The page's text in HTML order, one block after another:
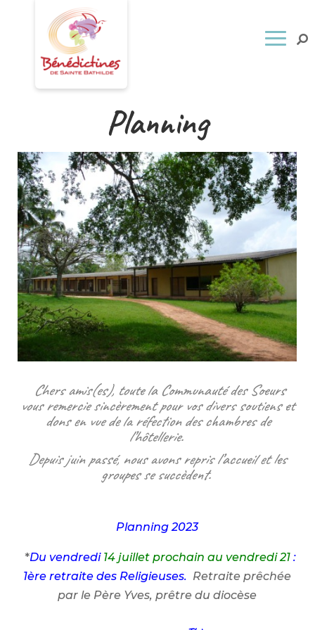
Planning
Chers amis(es), toute la Communauté des Soeurs
vous remercie sincèrement pour vos divers soutiens et
dons en vue de la réfection des chambres de
l’hôtellerie.
Depuis juin passé, nous avons repris l’accueil et les
groupes se succèdent.
Planning 2023
*Du vendredi 14 juillet prochain au vendredi 21:
1ère retraite des Religieuses. Retraite prêchée
par le Père Yves, prêtre du diocèse